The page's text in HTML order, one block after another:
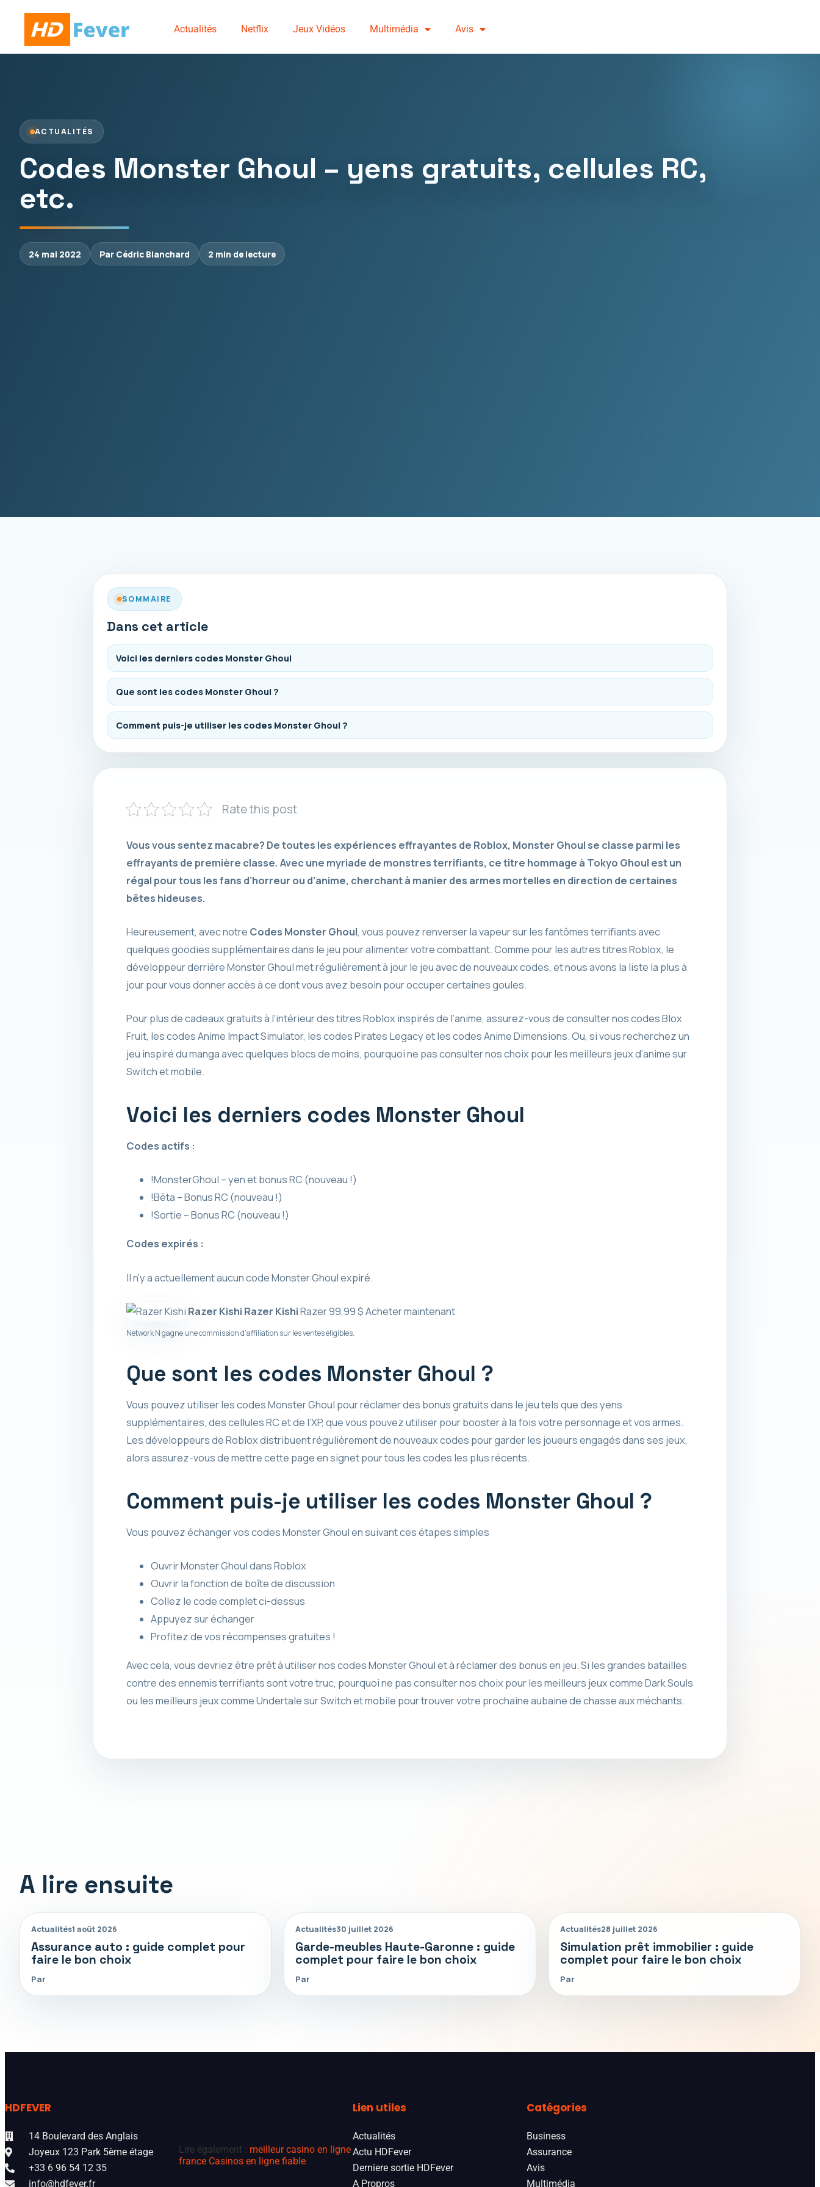
Actualités Netflix Jeux Vidéos Multimédia Avis
ACTUALITÉS
Codes Monster Ghoul – yens gratuits, cellules RC,
etc.
24 mai 2022 Par Cédric Blanchard 2 min de lecture
SOMMAIRE
Dans cet article
Voici les derniers codes Monster Ghoul
Que sont les codes Monster Ghoul ?
Comment puis-je utiliser les codes Monster Ghoul ?
Rate this post
Vous vous sentez macabre? De toutes les expériences effrayantes de Roblox, Monster Ghoul se classe parmi les
effrayants de première classe. Avec une myriade de monstres terrifiants, ce titre hommage à Tokyo Ghoul est un
régal pour tous les fans d’horreur ou d’anime, cherchant à manier des armes mortelles en direction de certaines
bêtes hideuses.
Heureusement, avec notre Codes Monster Ghoul, vous pouvez renverser la vapeur sur les fantômes terrifiants avec
quelques goodies supplémentaires dans le jeu pour alimenter votre combattant. Comme pour les autres titres Roblox, le
développeur derrière Monster Ghoul met régulièrement à jour le jeu avec de nouveaux codes, et nous avons la liste la plus à
jour pour vous donner accès à ce dont vous avez besoin pour occuper certaines goules.
Pour plus de cadeaux gratuits à l’intérieur des titres Roblox inspirés de l’anime, assurez-vous de consulter nos codes Blox
Fruit, les codes Anime Impact Simulator, les codes Pirates Legacy et les codes Anime Dimensions. Ou, si vous recherchez un
jeu inspiré du manga avec quelques blocs de moins, pourquoi ne pas consulter nos choix pour les meilleurs jeux d’anime sur
Switch et mobile.
Voici les derniers codes Monster Ghoul
Codes actifs :
!MonsterGhoul – yen et bonus RC (nouveau !)
!Bêta – Bonus RC (nouveau !)
!Sortie – Bonus RC (nouveau !)
Codes expirés :
Il n’y a actuellement aucun code Monster Ghoul expiré.
Razer Kishi Razer KishiRazer99,99 $Acheter maintenant
Network N gagne une commission d’affiliation sur les ventes éligibles.
Que sont les codes Monster Ghoul ?
Vous pouvez utiliser les codes Monster Ghoul pour réclamer des bonus gratuits dans le jeu tels que des yens
supplémentaires, des cellules RC et de l’XP, que vous pouvez utiliser pour booster à la fois votre personnage et vos armes.
Les développeurs de Roblox distribuent régulièrement de nouveaux codes pour garder les joueurs engagés dans ses jeux,
alors assurez-vous de mettre cette page en signet pour tous les codes les plus récents.
Comment puis-je utiliser les codes Monster Ghoul ?
Vous pouvez échanger vos codes Monster Ghoul en suivant ces étapes simples
Ouvrir Monster Ghoul dans Roblox
Ouvrir la fonction de boîte de discussion
Collez le code complet ci-dessus
Appuyez sur échanger
Profitez de vos récompenses gratuites !
Avec cela, vous devriez être prêt à utiliser nos codes Monster Ghoul et à réclamer des bonus en jeu. Si les grandes batailles
contre des ennemis terrifiants sont votre truc, pourquoi ne pas consulter nos choix pour les meilleurs jeux comme Dark Souls
ou les meilleurs jeux comme Undertale sur Switch et mobile pour trouver votre prochaine aubaine de chasse aux méchants.
A lire ensuite
Actualités1 août 2026
Assurance auto : guide complet pour
faire le bon choix
Par
Actualités30 juillet 2026
Garde-meubles Haute-Garonne : guide
complet pour faire le bon choix
Par
Actualités28 juillet 2026
Simulation prêt immobilier : guide
complet pour faire le bon choix
Par
HDFEVER
14 Boulevard des Anglais
Joyeux 123 Park 5ème étage
+33 6 96 54 12 35
info@hdfever.fr
Lire également : meilleur casino en ligne
france Casinos en ligne fiable
Lien utiles
Actualités
Actu HDFever
Derniere sortie HDFever
A Propros
Catégories
Business
Assurance
Avis
Multimédia